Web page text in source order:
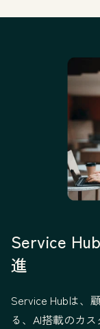
Service
進
Service Hubは、
る、AI搭載のカ